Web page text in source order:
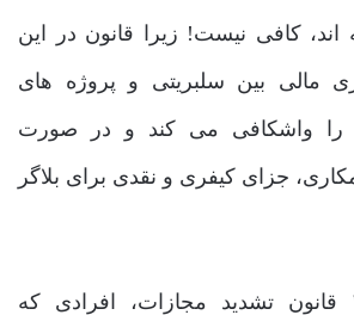
‌اند، کافی نیست! زیرا قانون در این
مالی بین سلبریتی و پروژه‌ های
را واشکافی می ‌کند و در صورت
جزای کیفری و نقدی برای بلاگر
بر اساس ماده ۱ قانون تشدید مجازات، افرادی که